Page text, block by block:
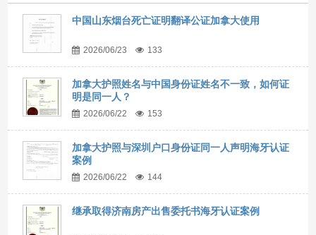
中国山东烟台死亡证明翻译公证加拿大使用
2026/06/23 133
加拿大护照姓名与中国身份证姓名不一致，如何证
明是同一人？
2026/06/22 153
加拿大护照与深圳户口身份证同一人声明海牙认证
案例
2026/06/22 144
继承取得济南房产出售委托书海牙认证案例